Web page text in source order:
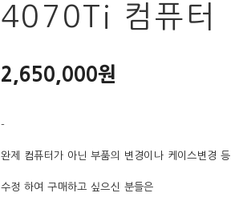
4070Ti 컴퓨터
2,650,000원
-
완제 컴퓨터가 아닌 부품의 변경이나 케이스변경 등
수정 하여 구매하고 싶으신 분들은